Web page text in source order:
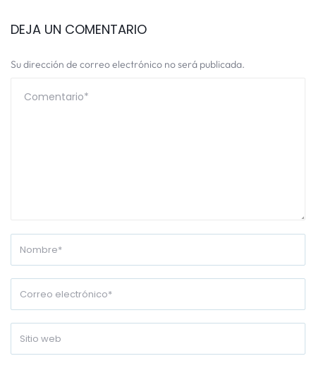
DEJA UN COMENTARIO
Su dirección de correo electrónico no será publicada.